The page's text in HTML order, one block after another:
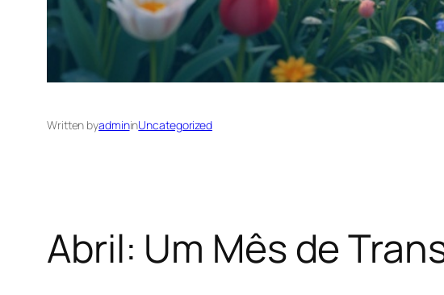
Written byadmininUncategorized
Abril: Um Mês de